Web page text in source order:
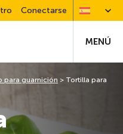
Conectarse
MENÚ
para guarnición > Tortilla para